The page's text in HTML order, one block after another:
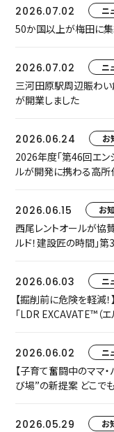
2026.07.02 ニ
50か国以上が梅田に集
2026.07.02 ニ
三河田原駅周辺賑わい
が開業しました
2026.06.24 お
2026年度「第46回エン
ルが開発に携わる高所
2026.06.15
お
西尾レントオールが協
ルド！建設匠の時間」
2026.06.03
ニ
【掘削前に危険を軽減
「LDR EXCAVATE™（
2026.06.02
ニ
【子育て奮闘中のママ
び場”の新提案 どこで
2026.05.29
お